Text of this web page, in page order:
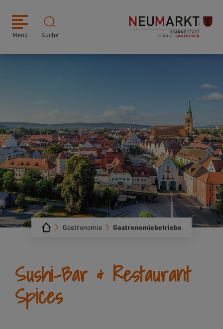
Menü Suche
Gastronomiebetriebe
Gastronomie
Sushi-Bar & Restaurant
Spices